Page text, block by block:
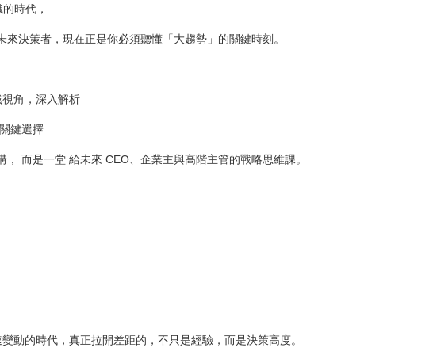
時代，
決策者，現在正是你必須聽懂「大趨勢」的關鍵時刻。
角，深入解析
鍵選擇
而是一堂 給未來 CEO、企業主與高階主管的戰略思維課。
動的時代，真正拉開差距的，不只是經驗，而是決策高度。